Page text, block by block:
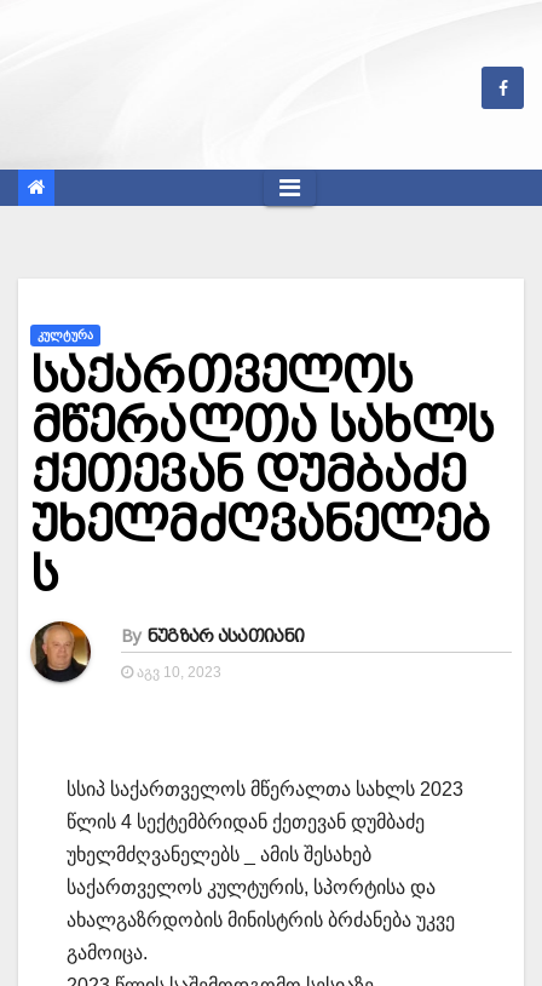
ᲙᲣᲚᲢᲣᲠᲐ
საქართველოს
მწერალთა სახლს
ქეთევან დუმბაძე
უხელმძღვანელებ
ს
By ნუგზარ ასათიანი
ᲐᲒᲕ 10, 2023
სსიპ საქართველოს მწერალთა სახლს 2023
წლის 4 სექტემბრიდან ქეთევან დუმბაძე
უხელმძღვანელებს _ ამის შესახებ
საქართველოს კულტურის, სპორტისა და
ახალგაზრდობის მინისტრის ბრძანება უკვე
გამოიცა.